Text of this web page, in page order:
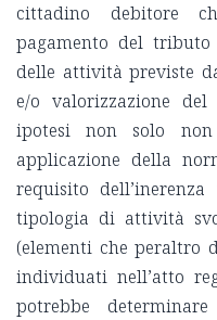
cittadino debitore
pagamento del
delle attività previste
e/o valorizzazione
ipotesi non solo non
applicazione della
requisito
tipologia di attività
(elementi che peraltro
individuati nell’atto
potrebbe